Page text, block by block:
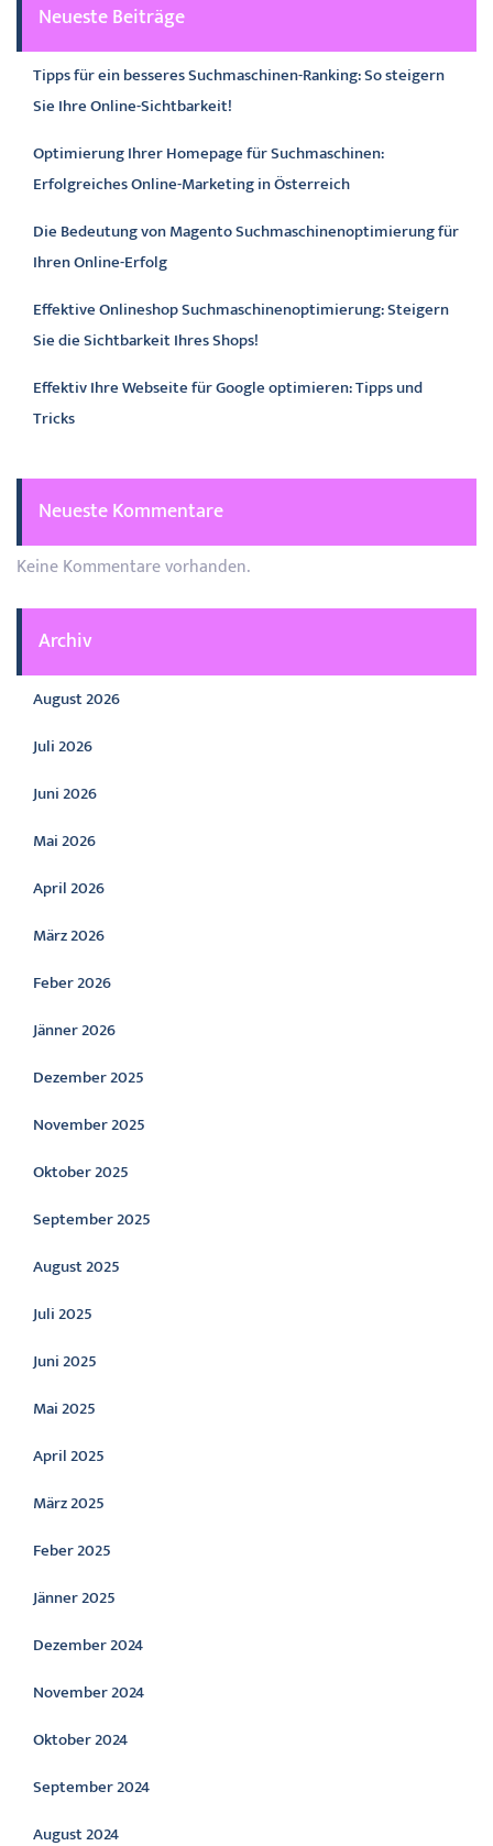
Neueste Beiträge
Tipps für ein besseres Suchmaschinen-Ranking: So steigern
Sie Ihre Online-Sichtbarkeit!
Optimierung Ihrer Homepage für Suchmaschinen:
Erfolgreiches Online-Marketing in Österreich
Die Bedeutung von Magento Suchmaschinenoptimierung für
Ihren Online-Erfolg
Effektive Onlineshop Suchmaschinenoptimierung: Steigern
Sie die Sichtbarkeit Ihres Shops!
Effektiv Ihre Webseite für Google optimieren: Tipps und
Tricks
Neueste Kommentare
Keine Kommentare vorhanden.
Archiv
August 2026
Juli 2026
Juni 2026
Mai 2026
April 2026
März 2026
Feber 2026
Jänner 2026
Dezember 2025
November 2025
Oktober 2025
September 2025
August 2025
Juli 2025
Juni 2025
Mai 2025
April 2025
März 2025
Feber 2025
Jänner 2025
Dezember 2024
November 2024
Oktober 2024
September 2024
August 2024